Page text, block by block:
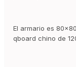
El armario es
qboard chino de